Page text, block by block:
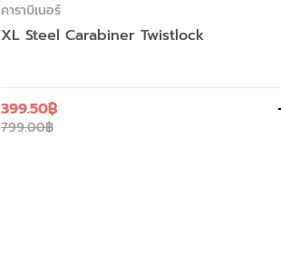
คาราบิเนอร์
XL Steel Carabiner Twistlock
799.00฿
399.50฿